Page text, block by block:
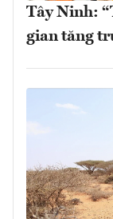
Tây Ninh:
gian tăng